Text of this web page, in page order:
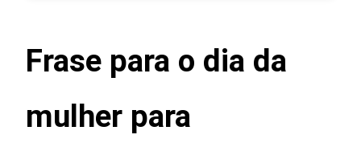
Frase para o dia da
mulher para